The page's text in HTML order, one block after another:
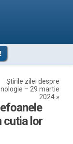
Știrile zilei despre
– 29 martie
2024 »
cutia lor